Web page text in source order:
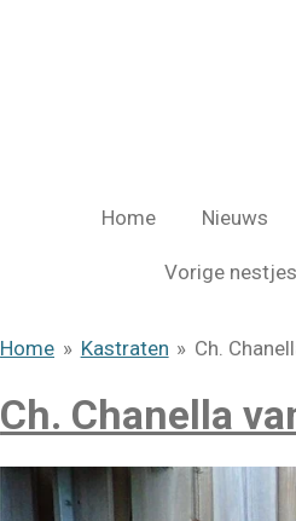
Home Nieuws
Vorige nestjes
Home » Kastraten » Ch.
Ch. Chanella